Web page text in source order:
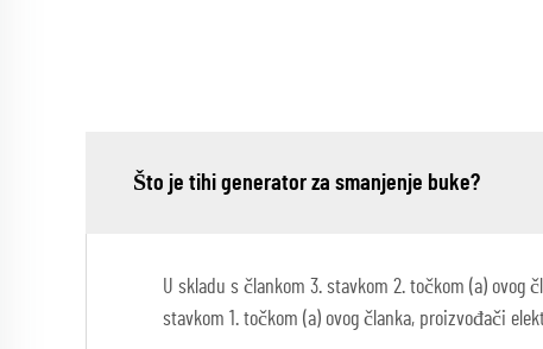
Što je tihi generator za smanjenje buke?
U skladu s člankom 3. stavkom 2. točkom (a)
stavkom 1. točkom (a) ovog članka, proizvođači